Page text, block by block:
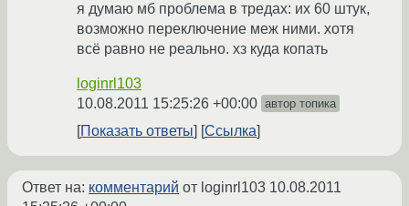
я думаю мб проблема в тредах: их 60 штук,
возможно переключение меж ними. хотя
всё равно не реально. хз куда копать
loginrl103
10.08.2011 15:25:26 +00:00 автор топика
Показать ответы Ссылка
Ответ на: комментарий от loginrl103 10.08.2011